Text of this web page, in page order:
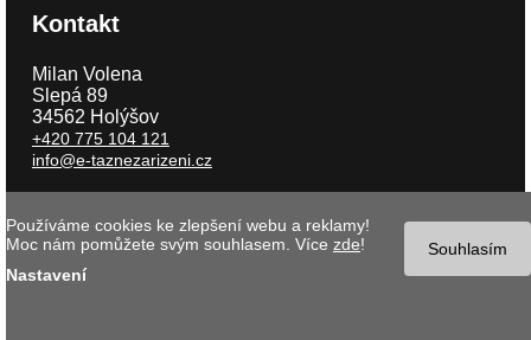
Kontakt
Milan Volena
Slepá 89
34562 Holýšov
+420 775 104 121
info@e-taznezarizeni.cz
Copyright © 2026 e-taznezarizeni.cz | Aktualizace 06.08.2026 |
internetového obchodu- MK software |Nastavení cookies Souhlasím
Používáme cookies ke zlepšení webu a reklamy!
Moc nám pomůžete svým souhlasem. Více zde!
Nastavení